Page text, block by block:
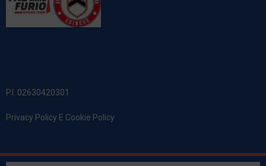
P.I. 02630420301
Privacy Policy E Cookie Policy